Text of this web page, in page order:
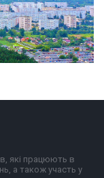
які працюють в
а також участь у